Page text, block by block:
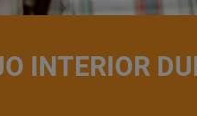
INTERIOR